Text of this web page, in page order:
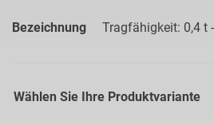
Bezeichnung Tragfähigkeit: 0,4 t
Wählen Sie Ihre Produktvariante